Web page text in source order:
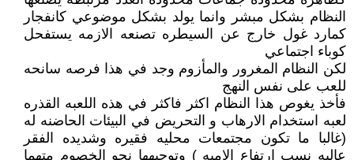
النظام بشكل مبشر وانما يولد بشكل موضوعي كانفجار
كمارد غول خارج عن السيطره تصنعه الازمه يستفحل
كوباء اجتماعي
لكن النظام المغرور والمأزوم وجد في هذا فرصه سانحه
للعب على نفس النهج
فأخذ يغوص هذا النظام اكثر فاكثر في هذه اللعبه القذره
لعبه استخدام الارهاب و التحريض في البيئات الحاضنه له
(غالبا ما تكون مجتمعات محليه فقيره وشديده الفقر
عاليه نسب ارتفاع الاميه ) وتوجيهها نحو الخصوم متهما